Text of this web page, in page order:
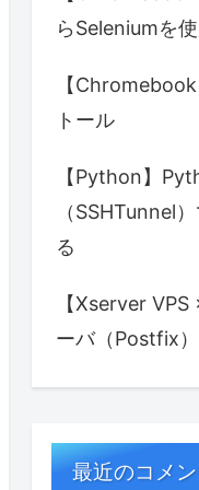
らSeleniumを
【
トール
【Python】
（SSHTunnel
る
【Xserver
ーバ（Postfix
最近のコメン